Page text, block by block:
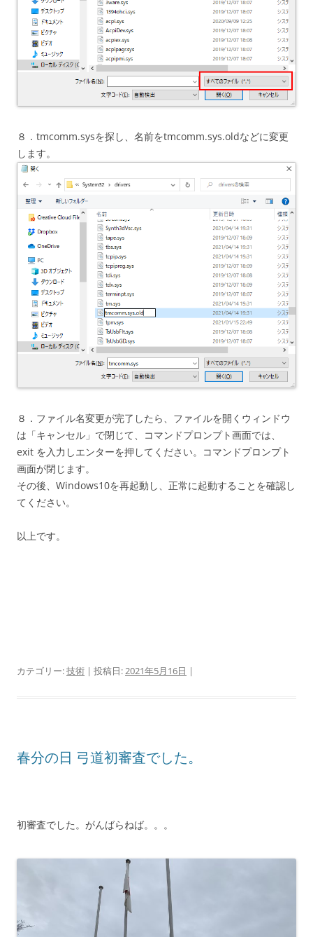
８．tmcomm.sysを探し、名前をtmcomm.sys.oldなどに変更
します。
８．ファイル名変更が完了したら、ファイルを開くウィンドウ
は「キャンセル」で閉じて、コマンドプロンプト画面では、
exit を入力しエンターを押してください。コマンドプロンプト
画面が閉じます。
その後、Windows10を再起動し、正常に起動することを確認し
てください。
以上です。
カテゴリー:技術 | 投稿日:2021年5月16日 |
春分の日 弓道初審査でした。
初審査でした。がんばらねば。。。